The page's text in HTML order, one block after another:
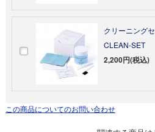
クリーニング
CLEAN-SET
2,200円(税込)
この商品についてのお問い合わせ